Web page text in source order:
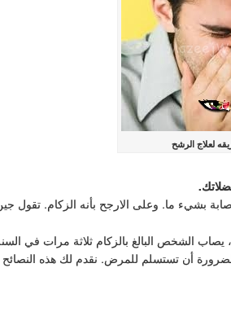
لعلاج الرشح
بشيء ما. وعلى الارجح بأنه الزكام. تقول
الشخص البالغ بالزكام ثلاثة مرات في
أن تستسلم للمرض. نقدم لك هذه